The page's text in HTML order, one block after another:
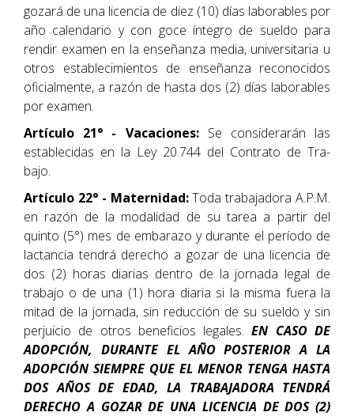
gozará de una licencia de diez (10) días laborables por
año calendario y con goce íntegro de sueldo para
rendir examen en la enseñanza media, universitaria u
otros establecimientos de enseñanza reconocidos
oficialmente, a razón de hasta dos (2) días laborables
por examen.
Artículo 21° - Vacaciones:Se considerarán las
establecidas en la Ley 20.744 del Contrato de Tra-
bajo.
Artículo 22° - Maternidad:Toda trabajadora A.P.M.
en razón de la modalidad de su tarea a partir del
quinto (5°) mes de embarazo y durante el período de
lactancia tendrá derecho a gozar de una licencia de
dos (2) horas diarias dentro de la jornada legal de
trabajo o de una (1) hora diaria si la misma fuera la
mitad de la jornada, sin reducción de su sueldo y sin
perjuicio de otros beneficios legales.EN CASO DE
ADOPCIÓN, DURANTE EL AÑO POSTERIOR A LA
ADOPCIÓN SIEMPRE QUE EL MENOR TENGA HASTA
DOS AÑOS DE EDAD, LA TRABAJADORA TENDRÁ
DERECHO A GOZAR DE UNA LICENCIA DE DOS (2)